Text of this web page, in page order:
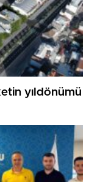
yıldönümü